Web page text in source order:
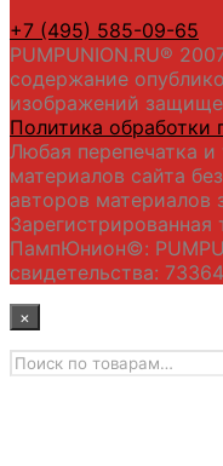
+7 (495) 585-09-65
PUMPUNION.RU®
содержание
изображений
Политика обработки
Любая перепечатка и
материалов сайта
авторов материалов
ПампЮнион©:
свидетельства:
×
Главная
Искать: